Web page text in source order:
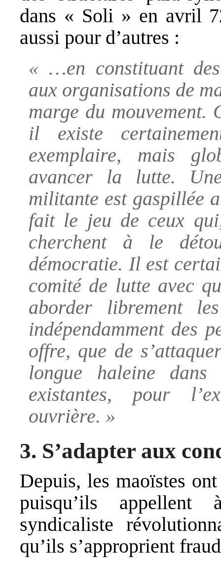
dans « Soli » en avril
aussi pour d’autres :
« …en constituant
aux organisations de
marge du mouvement.
il existe
exemplaire, mais
avancer la lutte.
militante est gaspillée
fait le jeu de ceux
cherchent à le
démocratie. Il est
comité de lutte avec
aborder librement
indépendamment des
offre, que de
longue haleine dans
existantes, pour
ouvrière. »
3. S’adapter aux
Depuis, les maoïstes
puisqu’ils
syndicaliste
qu’ils s’approprient